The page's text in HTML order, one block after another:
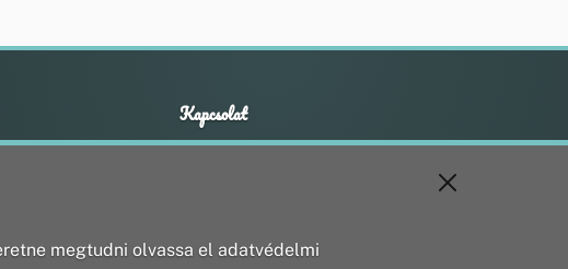
Kapcsolat
+36 20 211 1888
megtudni olvassa el adatvédelmi